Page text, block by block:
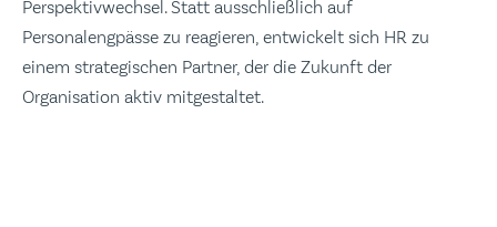
Perspektivwechsel. Statt ausschließlich auf
Personalengpässe zu reagieren, entwickelt sich HR zu
einem strategischen Partner, der die Zukunft der
Organisation aktiv mitgestaltet.